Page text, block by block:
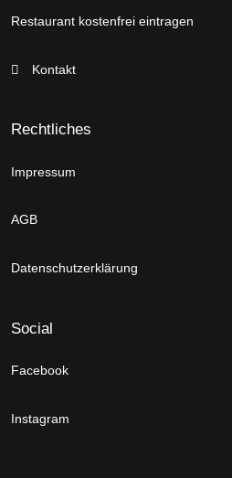
Restaurant kostenfrei eintragen
Kontakt
Rechtliches
Impressum
AGB
Datenschutzerklärung
Social
Facebook
Instagram